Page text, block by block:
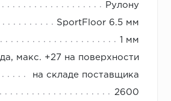
Рулону
SportFloor 6.5 мм
1 мм
да, макс. +27 на поверхности
на складе поставщика
2600